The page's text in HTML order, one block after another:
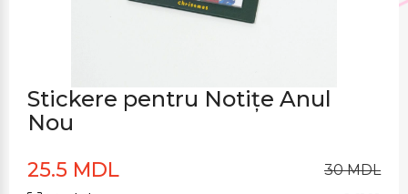
Stickere pentru Notițe Anul
Nou
25.5 MDL
30 MDL